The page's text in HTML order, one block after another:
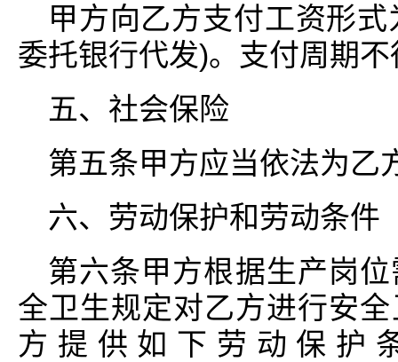
甲方向乙方支付工资形
委托银行代发)。支付周期
五、社会保险
第五条甲方应当依法为乙
六、劳动保护和劳动条件
第六条甲方根据生产岗
全卫生规定对乙方进行安
方提供如下劳动保护